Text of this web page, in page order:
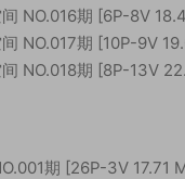
NO.016期 [6P-8V
NO.017期 [10P-9V
NO.018期 [8P-13V
期 [26P-3V 17.71